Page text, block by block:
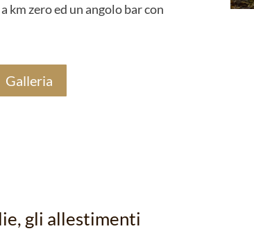
km zero ed un angolo bar con
Galleria
gli allestimenti